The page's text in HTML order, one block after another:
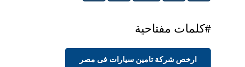
#كلمات مفتاحية
ارخص شركة تامين سيارات فى مصر